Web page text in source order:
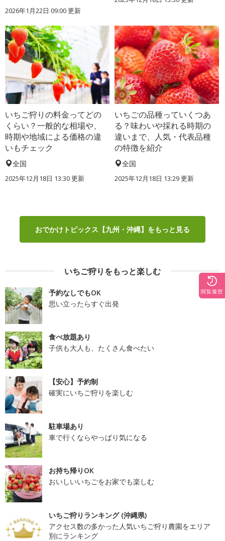
2026年1月22日 09:00 更新
いちご狩りの料金ってどの
くらい？一般的な相場や、
時期や地域による価格の違
いもチェック
全国
2025年12月18日 13:30 更新
いちごの品種っていくつあ
る？味わいや採れる時期の
違いまで、人気・代表品種
の特徴を紹介
全国
2025年12月18日 13:29 更新
おでかけトピックス【九州・沖縄】をもっと見る
いちご狩りをもっと楽しむ
予約なしでもOK
思い立ったらすぐ出発
食べ放題あり
子供も大人も、たくさん食べたい
【安心】予約制
確実にいちご狩りを楽しむ
駐車場あり
車で行くならやっぱり気になる
お持ち帰りOK
おいしいいちごをお家でも楽しむ
いちご狩りランキング (沖縄県)
アクセス数の多かった人気いちご狩り農園をエリア
別にランキング
閲覧履歴